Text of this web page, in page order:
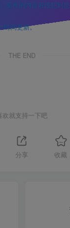
布的内容若侵犯到
时间更新。
THE END
欢就支持一下吧
分享 收藏